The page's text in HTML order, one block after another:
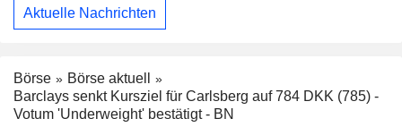
Aktuelle Nachrichten
Börse
Börse aktuell
Barclays senkt Kursziel für Carlsberg auf 784 DKK (785) -
Votum 'Underweight' bestätigt - BN